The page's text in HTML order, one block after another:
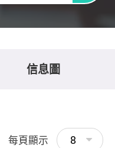
信息圖
每頁顯示 8